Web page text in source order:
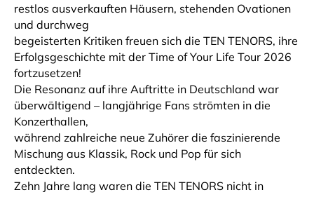
restlos ausverkauften Häusern, stehenden Ovationen
und durchweg
begeisterten Kritiken freuen sich die TEN TENORS, ihre
Erfolgsgeschichte mit der Time of Your Life Tour 2026
fortzusetzen!
Die Resonanz auf ihre Auftritte in Deutschland war
überwältigend – langjährige Fans strömten in die
Konzerthallen,
während zahlreiche neue Zuhörer die faszinierende
Mischung aus Klassik, Rock und Pop für sich
entdeckten.
Zehn Jahre lang waren die TEN TENORS nicht in